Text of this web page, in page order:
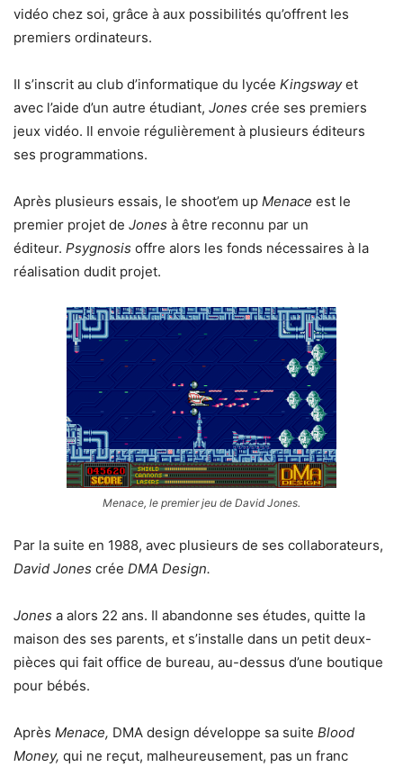
vidéo chez soi, grâce à aux possibilités qu’offrent les
premiers ordinateurs.
Il s’inscrit au club d’informatique du lycée Kingswayet
avec l’aide d’un autre étudiant, Jones crée ses premiers
jeux vidéo. Il envoie régulièrement à plusieurs éditeurs
ses programmations.
Après plusieurs essais, le shoot’em up Menace est le
premier projet de Jones à être reconnu par un
éditeur. Psygnosis offre alors les fonds nécessaires à la
réalisation dudit projet.
Menace, le premier jeu de David Jones.
Par la suite en 1988, avec plusieurs de ses collaborateurs,
David Jones crée DMA Design.
Jones a alors 22 ans. Il abandonne ses études, quitte la
maison des ses parents, et s’installe dans un petit deux-
pièces qui fait office de bureau, au-dessus d’une boutique
pour bébés.
Après Menace, DMA design développe sa suite Blood
Money, qui ne reçut, malheureusement, pas un franc